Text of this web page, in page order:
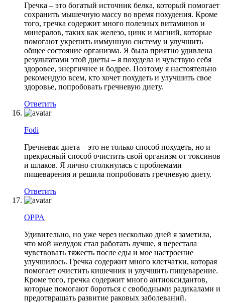
Гречка – это богатый источник белка, который помогает
сохранить мышечную массу во время похудения. Кроме
того, гречка содержит много полезных витаминов и
минералов, таких как железо, цинк и магний, которые
помогают укрепить иммунную систему и улучшить
общее состояние организма. Я была приятно удивлена
результатами этой диеты – я похудела и чувствую себя
здоровее, энергичнее и бодрее. Поэтому я настоятельно
рекомендую всем, кто хочет похудеть и улучшить свое
здоровье, попробовать гречневую диету.
Ответить
Fodi
Гречневая диета – это не только способ похудеть, но и
прекрасный способ очистить свой организм от токсинов
и шлаков. Я лично столкнулась с проблемами
пищеварения и решила попробовать гречневую диету.
Ответить
OPPA
Удивительно, но уже через несколько дней я заметила,
что мой желудок стал работать лучше, я перестала
чувствовать тяжесть после еды и мое настроение
улучшилось. Гречка содержит много клетчатки, которая
помогает очистить кишечник и улучшить пищеварение.
Кроме того, гречка содержит много антиоксидантов,
которые помогают бороться с свободными радикалами и
предотвращать развитие раковых заболеваний.